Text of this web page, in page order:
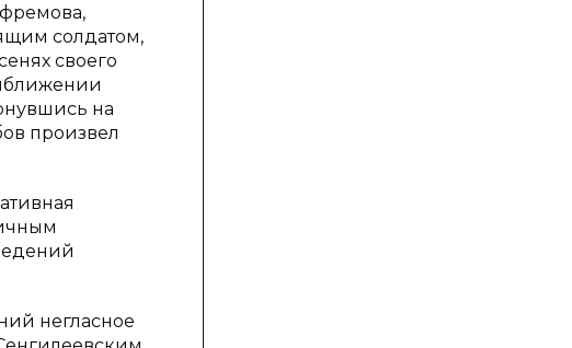
солдатом,
своего
на
произвел
негласное